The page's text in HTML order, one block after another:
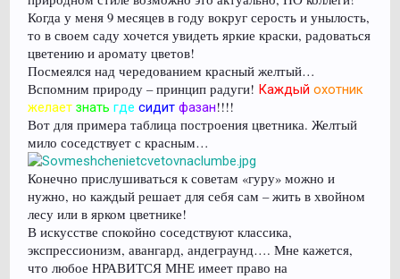
Когда у меня 9 месяцев в году вокруг серость и унылость,
то в своем саду хочется увидеть яркие краски, радоваться
цветению и аромату цветов!
Посмеялся над чередованием красный желтый…
Вспомним природу – принцип радуги! Каждый охотник
желает знать где сидит фазан!!!!
Вот для примера таблица построения цветника. Желтый
мило соседствует с красным…
Конечно прислушиваться к советам «гуру» можно и
нужно, но каждый решает для себя сам – жить в хвойном
лесу или в ярком цветнике!
В искусстве спокойно соседствуют классика,
экспрессионизм, авангард, андеграунд…. Мне кажется,
что любое НРАВИТСЯ МНЕ имеет право на